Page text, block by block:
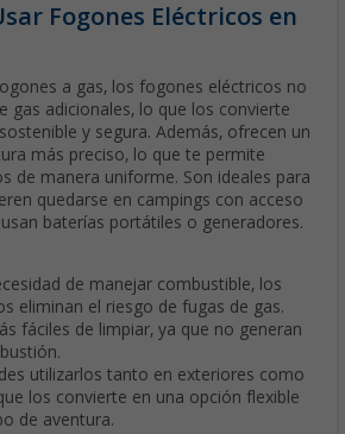
Fogones Eléctricos en
a gas, los fogones eléctricos no
gas adicionales, lo que los convierte
y segura. Además, ofrecen un
más preciso, lo que te permite
de manera uniforme. Son ideales para
quedarse en campings con acceso
baterías portátiles o generadores.
de manejar combustible, los
eliminan el riesgo de fugas de gas.
fáciles de limpiar, ya que no generan
utilizarlos tanto en exteriores como
los convierte en una opción flexible
de aventura.